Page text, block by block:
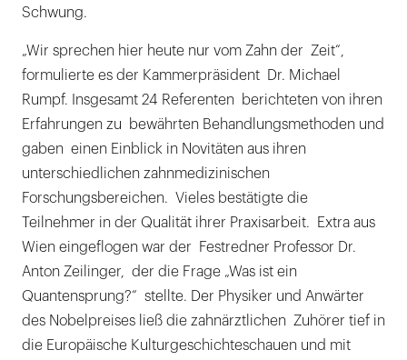
Schwung.
„Wir sprechen hier heute nur vom Zahn der Zeit“,
formulierte es der Kammerpräsident Dr. Michael
Rumpf. Insgesamt 24 Referenten berichteten von ihren
Erfahrungen zu bewährten Behandlungsmethoden und
gaben einen Einblick in Novitäten aus ihren
unterschiedlichen zahnmedizinischen
Forschungsbereichen. Vieles bestätigte die
Teilnehmer in der Qualität ihrer Praxisarbeit. Extra aus
Wien eingeflogen war der Festredner Professor Dr.
Anton Zeilinger, der die Frage „Was ist ein
Quantensprung?“ stellte. Der Physiker und Anwärter
des Nobelpreises ließ die zahnärztlichen Zuhörer tief in
die Europäische Kulturgeschichteschauen und mit